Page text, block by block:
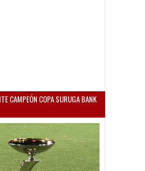
CAMPEÓN COPA SURUGA BANK